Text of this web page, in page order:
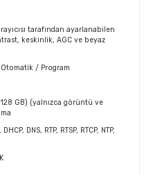
tarafından ayarlanabilen
keskinlik, AGC ve beyaz
/ Program
GB) (yalnızca görüntü ve
DNS, RTP, RTSP, RTCP, NTP,